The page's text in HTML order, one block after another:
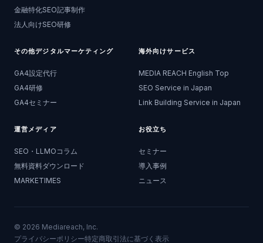
金融特化SEO記事制作
法人向けSEO研修
その他デジタルマーケティング
GA4設定代行
GA4研修
GA4セミナー
海外向けサービス
MEDIA REACH English Top
SEO Service in Japan
Link Building Service in Japan
運営メディア
SEO・LLMOコラム
無料資料ダウンロード
MARKETIMES
お役立ち
セミナー
導入事例
ニュース
© 2026 Mediareach, Inc.
プライバシーポリシー特定商取引法に基づく表示